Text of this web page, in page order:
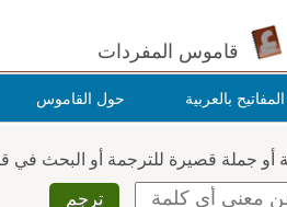
قاموس المفردات
بالعربية حول القاموس
أو جملة قصيرة للترجمة أو البحث في